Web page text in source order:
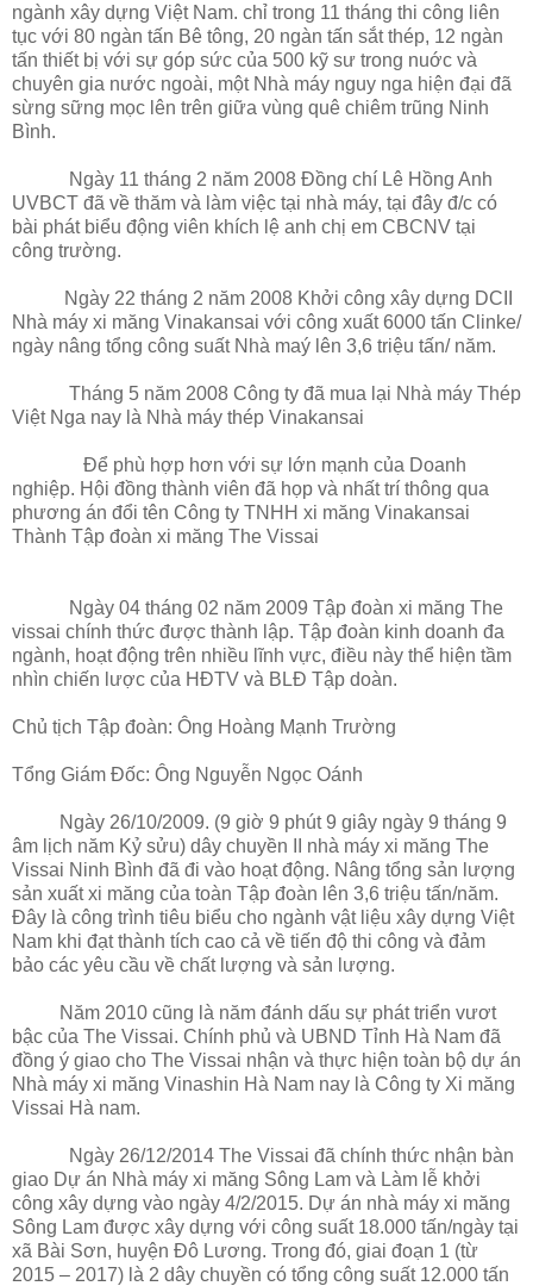
ngành xây dựng Việt Nam. chỉ trong 11 tháng thi công liên
tục với 80 ngàn tấn Bê tông, 20 ngàn tấn sắt thép, 12 ngàn
tấn thiết bị với sự góp sức của 500 kỹ sư trong nuớc và
chuyên gia nước ngoài, một Nhà máy nguy nga hiện đại đã
sừng sững mọc lên trên giữa vùng quê chiêm trũng Ninh
Bình.
Ngày 11 tháng 2 năm 2008 Đồng chí Lê Hồng Anh
UVBCT đã về thăm và làm việc tại nhà máy, tại đây đ/c có
bài phát biểu động viên khích lệ anh chị em CBCNV tại
công trường.
Ngày 22 tháng 2 năm 2008 Khởi công xây dựng DCII
Nhà máy xi măng Vinakansai với công xuất 6000 tấn Clinke/
ngày nâng tổng công suất Nhà maý lên 3,6 triệu tấn/ năm.
Tháng 5 năm 2008 Công ty đã mua lại Nhà máy Thép
Việt Nga nay là Nhà máy thép Vinakansai
Để phù hợp hơn với sự lớn mạnh của Doanh
nghiệp. Hội đồng thành viên đã họp và nhất trí thông qua
phương án đổi tên Công ty TNHH xi măng Vinakansai
Thành Tập đoàn xi măng The Vissai
Ngày 04 tháng 02 năm 2009 Tập đoàn xi măng The
vissai chính thức được thành lập. Tập đoàn kinh doanh đa
ngành, hoạt động trên nhiều lĩnh vực, điều này thể hiện tầm
nhìn chiến lược của HĐTV và BLĐ Tập doàn.
Chủ tịch Tập đoàn: Ông Hoàng Mạnh Trường
Tổng Giám Đốc: Ông Nguyễn Ngọc Oánh
Ngày 26/10/2009. (9 giờ 9 phút 9 giây ngày 9 tháng 9
âm lịch năm Kỷ sửu) dây chuyền II nhà máy xi măng The
Vissai Ninh Bình đã đi vào hoạt động. Nâng tổng sản lượng
sản xuất xi măng của toàn Tập đoàn lên 3,6 triệu tấn/năm.
Đây là công trình tiêu biểu cho ngành vật liệu xây dựng Việt
Nam khi đạt thành tích cao cả về tiến độ thi công và đảm
bảo các yêu cầu về chất lượng và sản lượng.
Năm 2010 cũng là năm đánh dấu sự phát triển vươt
bậc của The Vissai. Chính phủ và UBND Tỉnh Hà Nam đã
đồng ý giao cho The Vissai nhận và thực hiện toàn bộ dự án
Nhà máy xi măng Vinashin Hà Nam nay là Công ty Xi măng
Vissai Hà nam.
Ngày 26/12/2014 The Vissai đã chính thức nhận bàn
giao Dự án Nhà máy xi măng Sông Lam và Làm lễ khởi
công xây dựng vào ngày 4/2/2015. Dự án nhà máy xi măng
Sông Lam được xây dựng với công suất 18.000 tấn/ngày tại
xã Bài Sơn, huyện Đô Lương. Trong đó, giai đoạn 1 (từ
2015 – 2017) là 2 dây chuyền có tổng công suất 12.000 tấn